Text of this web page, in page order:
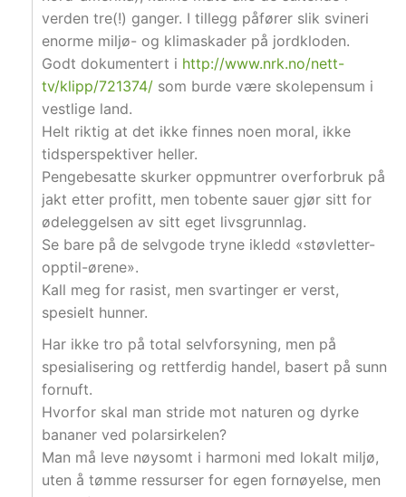
verden tre(!) ganger. I tillegg påfører slik svineri
enorme miljø- og klimaskader på jordkloden.
Godt dokumentert i http://www.nrk.no/nett-
tv/klipp/721374/ som burde være skolepensum i
vestlige land.
Helt riktig at det ikke finnes noen moral, ikke
tidsperspektiver heller.
Pengebesatte skurker oppmuntrer overforbruk på
jakt etter profitt, men tobente sauer gjør sitt for
ødeleggelsen av sitt eget livsgrunnlag.
Se bare på de selvgode tryne ikledd «støvletter-
opptil-ørene».
Kall meg for rasist, men svartinger er verst,
spesielt hunner.
Har ikke tro på total selvforsyning, men på
spesialisering og rettferdig handel, basert på sunn
fornuft.
Hvorfor skal man stride mot naturen og dyrke
bananer ved polarsirkelen?
Man må leve nøysomt i harmoni med lokalt miljø,
uten å tømme ressurser for egen fornøyelse, men